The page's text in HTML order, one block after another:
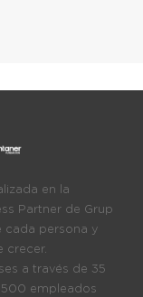
en la
Partner de Grup
cada persona y
crecer.
a través de 35
empleados